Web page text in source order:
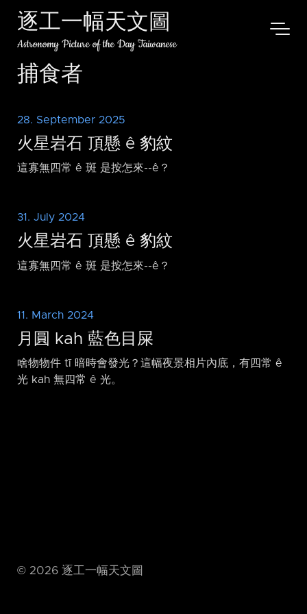
逐工一幅天文圖
Astronomy Picture of the Day Taiwanese
捕食者
28. September 2025
火星岩石 頂懸 ê 豹紋
這寡無四常 ê 斑 是按怎來-⁠-ê？
31. July 2024
火星岩石 頂懸 ê 豹紋
這寡無四常 ê 斑 是按怎來-⁠-ê？
11. March 2024
月圓 kah 藍色目屎
啥物物件 tī 暗時會發光？這幅夜景相片內底，有四常 ê
光 kah 無四常 ê 光。
© 2026 逐工一幅天文圖